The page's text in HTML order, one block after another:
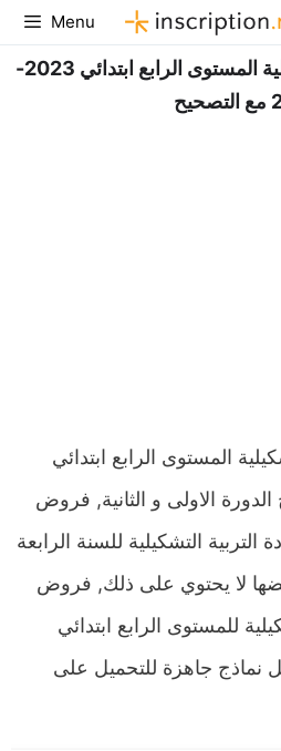
Aller
au
contenu
Menu
فروض في التربية التشكيلية المستوى الرابع ابتدائي 2023-
المستوى الرابع ابتدائي
الدورة الاولى و الثانية, فروض
التشكيلية للسنة الرابعة
لا يحتوي على ذلك, فروض
للمستوى الرابع ابتدائي
جاهزة للتحميل على